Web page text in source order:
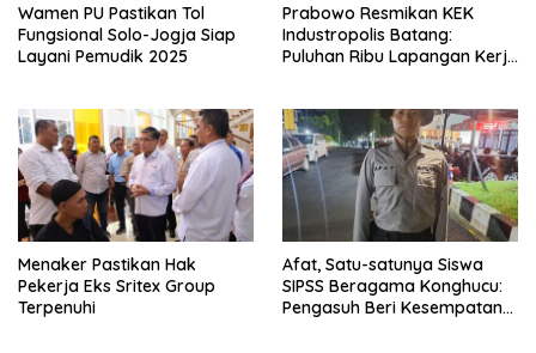
Wamen PU Pastikan Tol
Fungsional Solo-Jogja Siap
Layani Pemudik 2025
Prabowo Resmikan KEK
Industropolis Batang:
Puluhan Ribu Lapangan Kerja
Menaker Pastikan Hak
Pekerja Eks Sritex Group
Terpenuhi
Afat, Satu-satunya Siswa
SIPSS Beragama Konghucu:
Pengasuh Beri Kesempatan